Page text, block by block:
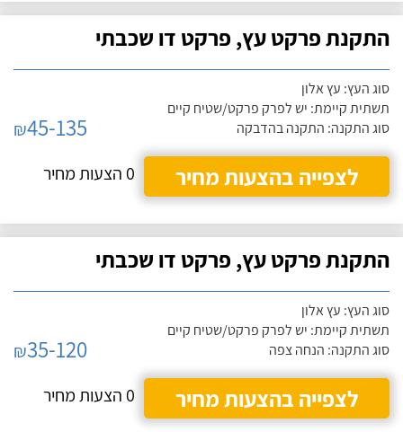
התקנת פרקט עץ, פרקט דו שכבתי
סוג העץ: עץ אלון
תשתית קיימת: יש לפרק פרקט/שטיח קיים
סוג התקנה: התקנה בהדבקה
₪45-135
לצפייה בהצעות מחיר
0 הצעות מחיר
התקנת פרקט עץ, פרקט דו שכבתי
סוג העץ: עץ אלון
תשתית קיימת: יש לפרק פרקט/שטיח קיים
סוג התקנה: הנחה צפה
₪35-120
לצפייה בהצעות מחיר
0 הצעות מחיר